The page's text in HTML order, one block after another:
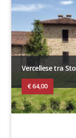
Vercellese tra
€ 64,00